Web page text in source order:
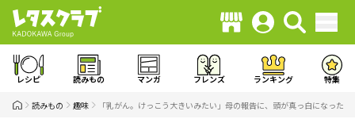
レシピ 読みもの マンガ フレンズ ランキング 特集
読みもの 趣味 「乳がん。けっこう大きいみたい」母の報告に、頭が真っ白になった